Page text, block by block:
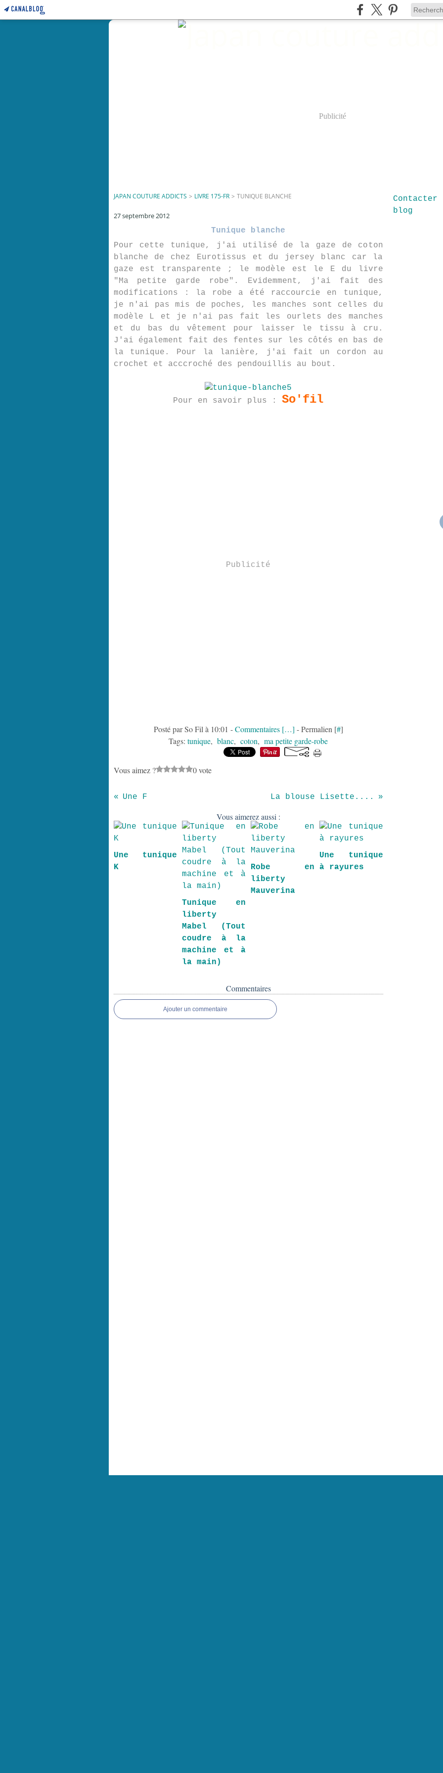
Publicité
JAPAN COUTURE ADDICTS > LIVRE 175-FR > TUNIQUE BLANCHE
27 septembre 2012
Tunique blanche
Pour cette tunique, j'ai utilisé de la gaze de coton
blanche de chez Eurotissus et du jersey blanc car la
gaze est transparente ; le modèle est le E du livre
"Ma petite garde robe". Evidemment, j'ai fait des
modifications : la robe a été raccourcie en tunique,
je n'ai pas mis de poches, les manches sont celles du
modèle L et je n'ai pas fait les ourlets des manches
et du bas du vêtement pour laisser le tissu à cru.
J'ai également fait des fentes sur les côtés en bas de
la tunique. Pour la lanière, j'ai fait un cordon au
crochet et acccroché des pendouillis au bout.
Pour en savoir plus : So'fil
Publicité
Posté par So Fil à 10:01 -Commentaires […] - Permalien [#]
Tags: tunique, blanc, coton, ma petite garde-robe
Vous aimez ? 0 vote
Une F La blouse Lisette....
Vous aimerez aussi :
Une tunique
K
Tunique en
liberty
Mabel (Tout
coudre à la
machine et à
la main)
Robe en
liberty
Mauverina
Une tunique
à rayures
Commentaires
Ajouter un commentaire
blog